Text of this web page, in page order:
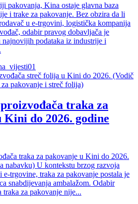
pakovanja, Kina ostaje glavna baza
i trake za pakovanje. Bez obzira da li
u e-trgovini, logistička kompanija
odabir pravog dobavljača je
podataka iz industrije i
traka za
Kini do 2026. godine
traka za pakovanje u Kini do 2026.
nabavku) U kontekstu brzog razvoja
e-trgovine, traka za pakovanje postala je
snabdijevanja ambalažom. Odabir
traka za pakovanje nije...